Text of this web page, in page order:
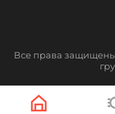
Все права защищены,